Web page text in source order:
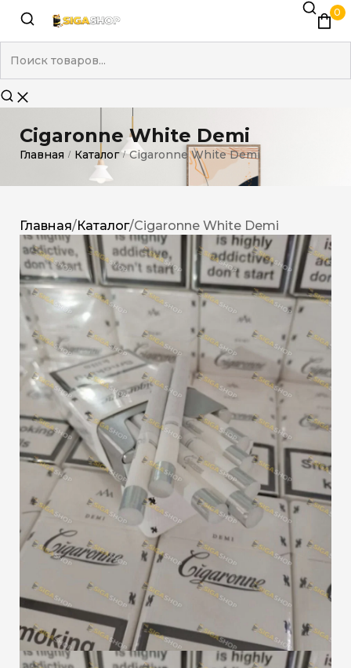
0
Cigaronne White Demi
Главная / Каталог / Cigaronne White Demi
Главная/Каталог/Cigaronne White Demi